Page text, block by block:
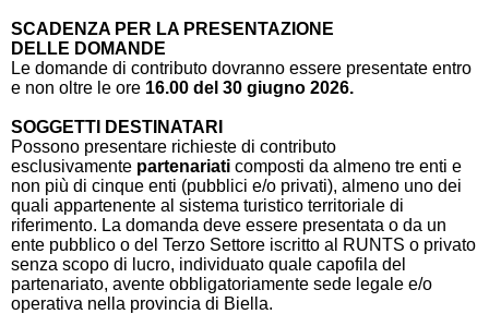
SCADENZA PER LA PRESENTAZIONE
DELLE DOMANDE
Le domande di contributo dovranno essere presentate entro
e non oltre le ore 16.00 del 30 giugno 2026.
SOGGETTI DESTINATARI
Possono presentare richieste di contributo
esclusivamente partenariati composti da almeno tre enti e
non più di cinque enti (pubblici e/o privati), almeno uno dei
quali appartenente al sistema turistico territoriale di
riferimento. La domanda deve essere presentata o da un
ente pubblico o del Terzo Settore iscritto al RUNTS o privato
senza scopo di lucro, individuato quale capofila del
partenariato, avente obbligatoriamente sede legale e/o
operativa nella provincia di Biella.